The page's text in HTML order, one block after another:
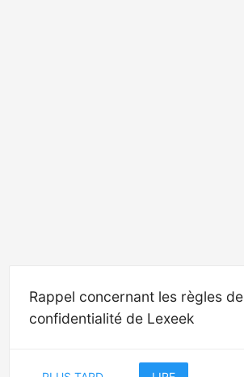
Rappel concernant les règles de
confidentialité de Lexeek